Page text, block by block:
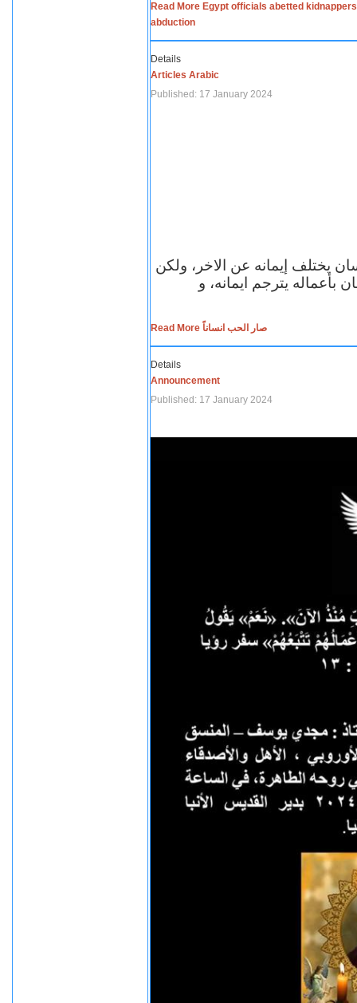
Read More Egypt officials abetted
abduction
Details
Articles Arabic
Published: 17 January 2024
يختلف إيمانه عن الاخر، ولكن
بأعماله يترجم ايمانه، و
Read More صار الحب انساناً
Details
Announcement
Published: 17 January 2024